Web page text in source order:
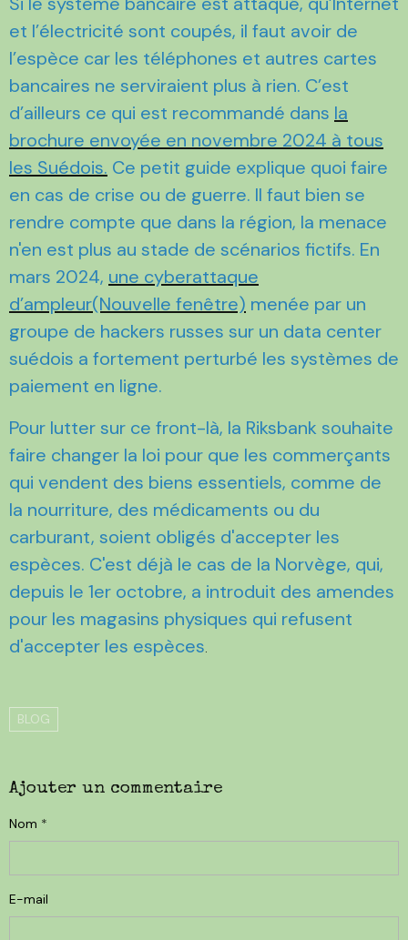
et l’électricité sont coupés, il faut avoir de
l’espèce car les téléphones et autres cartes
bancaires ne serviraient plus à rien. C’est
d’ailleurs ce qui est recommandé dans la
brochure envoyée en novembre 2024 à tous
les Suédois. Ce petit guide explique quoi faire
en cas de crise ou de guerre. Il faut bien se
rendre compte que dans la région, la menace
n'en est plus au stade de scénarios fictifs. En
mars 2024, une cyberattaque
d’ampleur(Nouvelle fenêtre) menée par un
groupe de hackers russes sur un data center
suédois a fortement perturbé les systèmes de
paiement en ligne.
Pour lutter sur ce front-là, la Riksbank souhaite
faire changer la loi pour que les commerçants
qui vendent des biens essentiels, comme de
la nourriture, des médicaments ou du
carburant, soient obligés d'accepter les
espèces. C'est déjà le cas de la Norvège, qui,
depuis le 1er octobre, a introduit des amendes
pour les magasins physiques qui refusent
d'accepter les espèces
BLOG
Ajouter un commentaire
Nom
E-mail